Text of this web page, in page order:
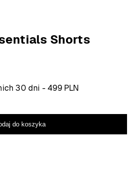
Shorts
30 dni -499 PLN
do koszyka